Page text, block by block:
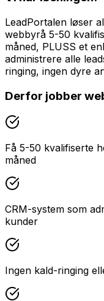
LeadPortalen løser
webbyrå 5-50
måned, PLUSS et
administrere alle
ringing, ingen dyre
Derfor jobber
Få 5-50 kvalifiserte
måned
CRM-system som
kunder
Ingen kald-ringing